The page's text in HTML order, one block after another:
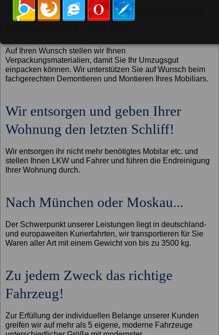
Was auch immer Sie brauchen, Sie
Auf Ihren Wunsch stellen wir Ihnen
Verpackungsmaterialien, damit Sie Ihr Umzugsgut
einpacken können. Wir unterstützen Sie auf Wunsch beim
fachgerechten Demontieren und Montieren Ihres Mobiliars.
Wir entsorgen und geben Ihrer
Wohnung den letzten Schliff!
Wir entsorgen ihr nicht mehr benötigtes Mobilar etc. und
stellen Ihnen LKW und Fahrer und führen die Endreinigung
Ihrer Wohnung durch.
Nach München oder Moskau...
Der Schwerpunkt unserer Leistungen liegt in deutschland-
und europaweiten Kurierfahrten, wir transportieren für Sie
Waren aller Art mit einem Gewicht von bis zu 3500 kg.
Zu jedem Zweck das richtige
Fahrzeug!
Zur Erfüllung der individuellen Belange unserer Kunden
greifen wir auf mehr als 5 eigene, moderne Fahrzeuge